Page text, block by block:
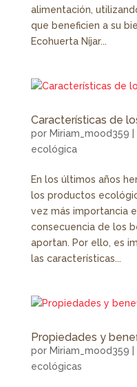
alimentación,
que beneficien a su
Ecohuerta Níjar...
Características de
por Miriam_mood359
ecológica
En los últimos años
los productos
vez más importancia
consecuencia de los
aportan. Por ello, es
las características...
Propiedades y
por Miriam_mood359
ecológicas